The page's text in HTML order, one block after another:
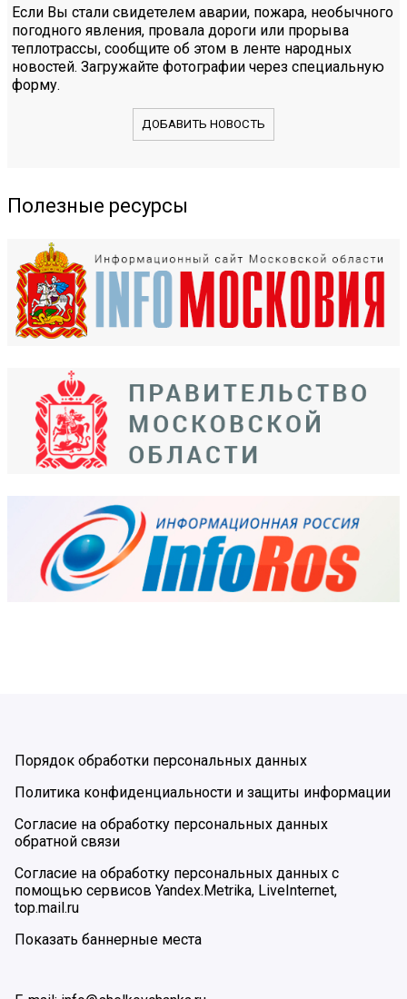
Если Вы стали свидетелем аварии, пожара, необычного
погодного явления, провала дороги или прорыва
теплотрассы, сообщите об этом в ленте народных
новостей. Загружайте фотографии через специальную
форму.
ДОБАВИТЬ НОВОСТЬ
Полезные ресурсы
Порядок обработки персональных данных
Политика конфиденциальности и защиты информации
Согласие на обработку персональных данных
обратной связи
Согласие на обработку персональных данных с
помощью сервисов Yandex.Metrika, LiveInternet,
top.mail.ru
Показать баннерные места